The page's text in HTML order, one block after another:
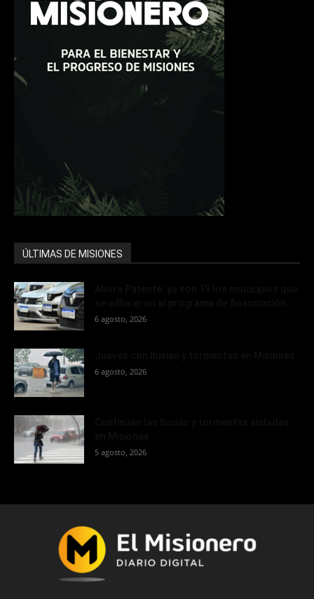
ÚLTIMAS DE MISIONES
6 agosto, 2026
6 agosto, 2026
5 agosto, 2026